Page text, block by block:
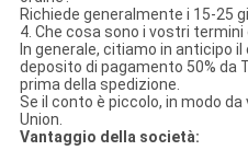
Richiede generalmente i 15-25
4. Che cosa sono i vostri
In generale, citiamo in anticipo il
deposito di pagamento 50% da
prima della spedizione.
Se il conto è piccolo, in modo
Union.
Vantaggio della società: